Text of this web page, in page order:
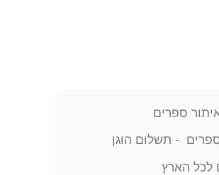
ספרים
- תשלום הוגן
לכל הארץ